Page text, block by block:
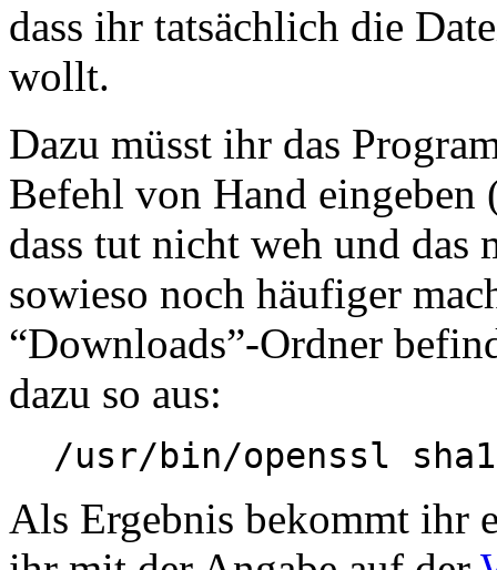
dass ihr tatsächlich die
wollt.
Dazu müsst ihr das
Befehl von Hand
dass tut nicht weh und das
sowieso noch häufiger
“Downloads”-Ordner
dazu so aus:
/usr/bin/openssl sha1
Als Ergebnis bekommt ihr